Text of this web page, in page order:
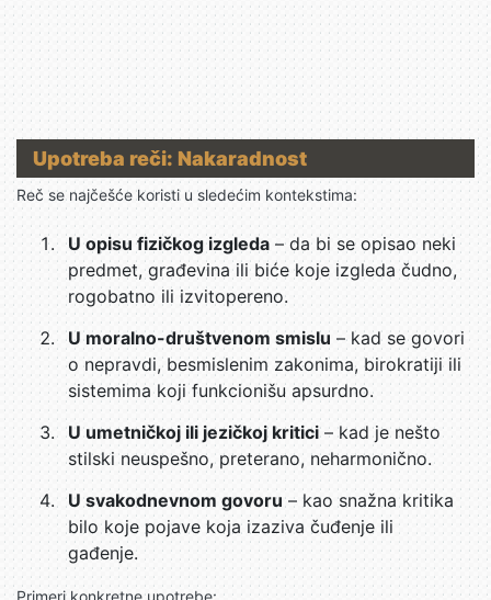
Upotreba reči: Nakaradnost
Reč se najčešće koristi u sledećim kontekstima:
U opisu fizičkog izgleda – da bi se opisao neki
predmet, građevina ili biće koje izgleda čudno,
rogobatno ili izvitopereno.
U moralno-društvenom smislu – kad se govori
o nepravdi, besmislenim zakonima, birokratiji ili
sistemima koji funkcionišu apsurdno.
U umetničkoj ili jezičkoj kritici– kad je nešto
stilski neuspešno, preterano, neharmonično.
U svakodnevnom govoru– kao snažna kritika
bilo koje pojave koja izaziva čuđenje ili
gađenje.
Primeri konkretne upotrebe: